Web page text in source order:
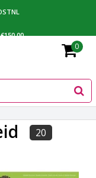
FACTUUR
0
20